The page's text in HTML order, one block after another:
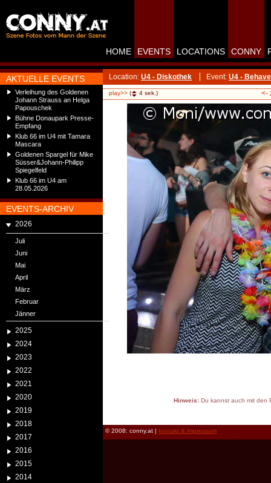
AKTUELLE EVENTS
Verleihung des Goldenen
Johann Strauss an Helga
Papouschek
Bühne Donaupark Presse-
Empfang
Klub 66 im U4 mit Tamara
Mascara
Goldenen Spargel für Mike
Süsser&Johann-Philipp
Spiegelfeld
Klub 66 im U4 am
28.05.2026
EVENTS-ARCHIV
2026
Juli
Juni
Mai
April
März
Februar
Jänner
2025
2024
2023
2022
2021
2020
2019
2018
2017
2016
2015
2014
HOME EVENTS LOCATIONS CONNY
Location: U4 - Diskothek Event: U4 - Behave
play>> ( 4 sek.) <-
Hinweis:Du kannst auch mit den
© 2008: conny.at | kontakt & impressum